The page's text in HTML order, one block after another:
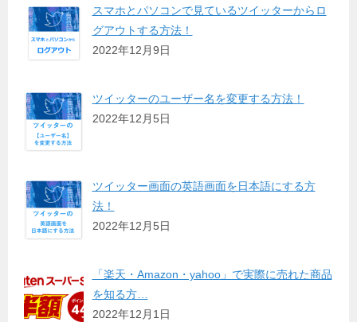
スマホとパソコンで見ているツイッターからロ
グアウトする方法！
2022年12月9日
ツイッターのユーザー名を変更する方法！
2022年12月5日
ツイッター画面の英語画面を日本語にする方
法！
2022年12月5日
「楽天・Amazon・yahoo」で実際に売れた商品
を知る方…
2022年12月1日